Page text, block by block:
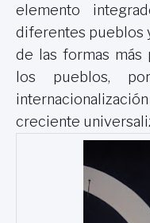
elemento
diferentes pueblos
de las formas más
los pueblos,
creciente